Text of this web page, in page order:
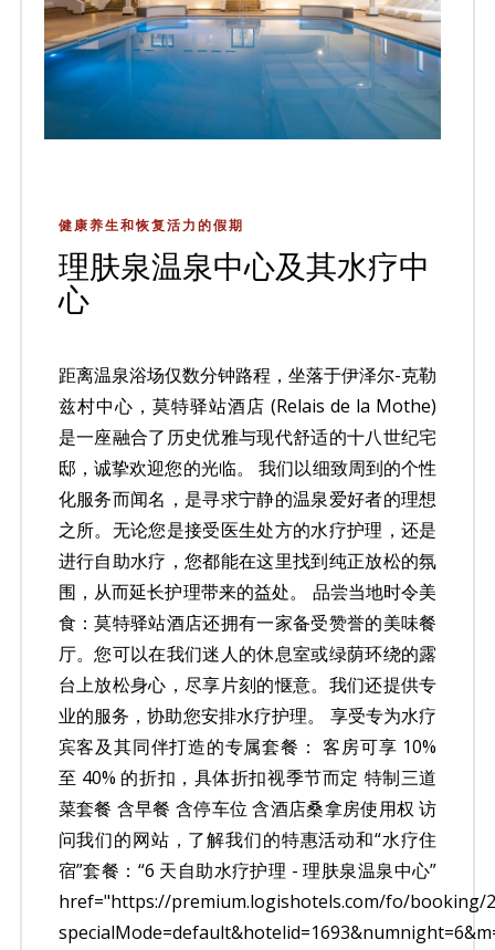
健康养生和恢复活力的假期
理肤泉温泉中心及其水疗中
心
距离温泉浴场仅数分钟路程，坐落于伊泽尔-克勒
兹村中心，莫特驿站酒店 (Relais de la Mothe)
是一座融合了历史优雅与现代舒适的十八世纪宅
邸，诚挚欢迎您的光临。 我们以细致周到的个性
化服务而闻名，是寻求宁静的温泉爱好者的理想
之所。无论您是接受医生处方的水疗护理，还是
进行自助水疗，您都能在这里找到纯正放松的氛
围，从而延长护理带来的益处。 品尝当地时令美
食：莫特驿站酒店还拥有一家备受赞誉的美味餐
厅。您可以在我们迷人的休息室或绿荫环绕的露
台上放松身心，尽享片刻的惬意。我们还提供专
业的服务，协助您安排水疗护理。 享受专为水疗
宾客及其同伴打造的专属套餐： 客房可享 10%
至 40% 的折扣，具体折扣视季节而定 特制三道
菜套餐 含早餐 含停车位 含酒店桑拿房使用权 访
问我们的网站，了解我们的特惠活动和“水疗住
宿”套餐：“6 天自助水疗护理 - 理肤泉温泉中心”
href="https://premium.logishotels.com/fo/booking/